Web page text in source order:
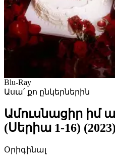
Blu-Ray
Ասա՛ քո ընկերներին
Ամուսնացիր իմ
(Սերիա 1-16) (2023)
Օրիգինալ